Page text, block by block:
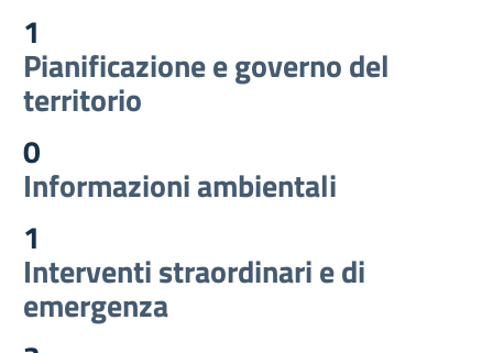
1
Pianificazione e governo del
territorio
0
Informazioni ambientali
1
Interventi straordinari e di
emergenza